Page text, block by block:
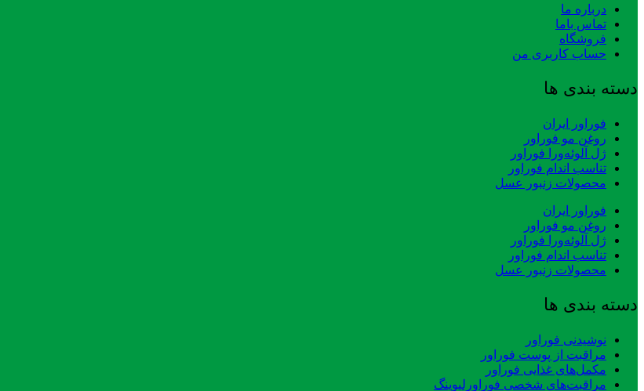
درباره ما
تماس باما
فروشگاه
حساب کاربری من
دسته بندی ها
فوراور ایران
روغن مو فوراور
ژل آلوئه‌ورا فوراور
تناسب اندام فوراور
محصولات زنبور عسل
فوراور ایران
روغن مو فوراور
ژل آلوئه‌ورا فوراور
تناسب اندام فوراور
محصولات زنبور عسل
دسته بندی ها
نوشیدنی فوراور
مراقبت از پوست فوراور
مکمل‌های غذایی فوراور
مراقبت‌های شخصی فوراورلیوینگ